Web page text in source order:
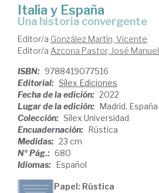
Italia y España
una historia convergente
Editor/a González Martín, Vicente
Editor/a Azcona Pastor, José Manuel
ISBN: 9788419077516
Editorial: Sílex Ediciones
Fecha de la edición: 2022
Lugar de la edición: Madrid. España
Colección: Sílex Universidad
Encuadernación: Rústica
Medidas: 23 cm
Nº Pág.: 680
Idiomas: Español
Papel: Rústica